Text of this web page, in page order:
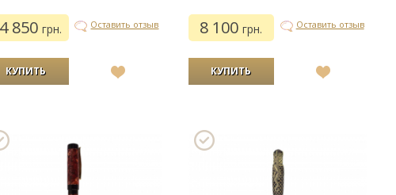
850 грн. Оставить отзыв 8 100грн. Оставить отзыв